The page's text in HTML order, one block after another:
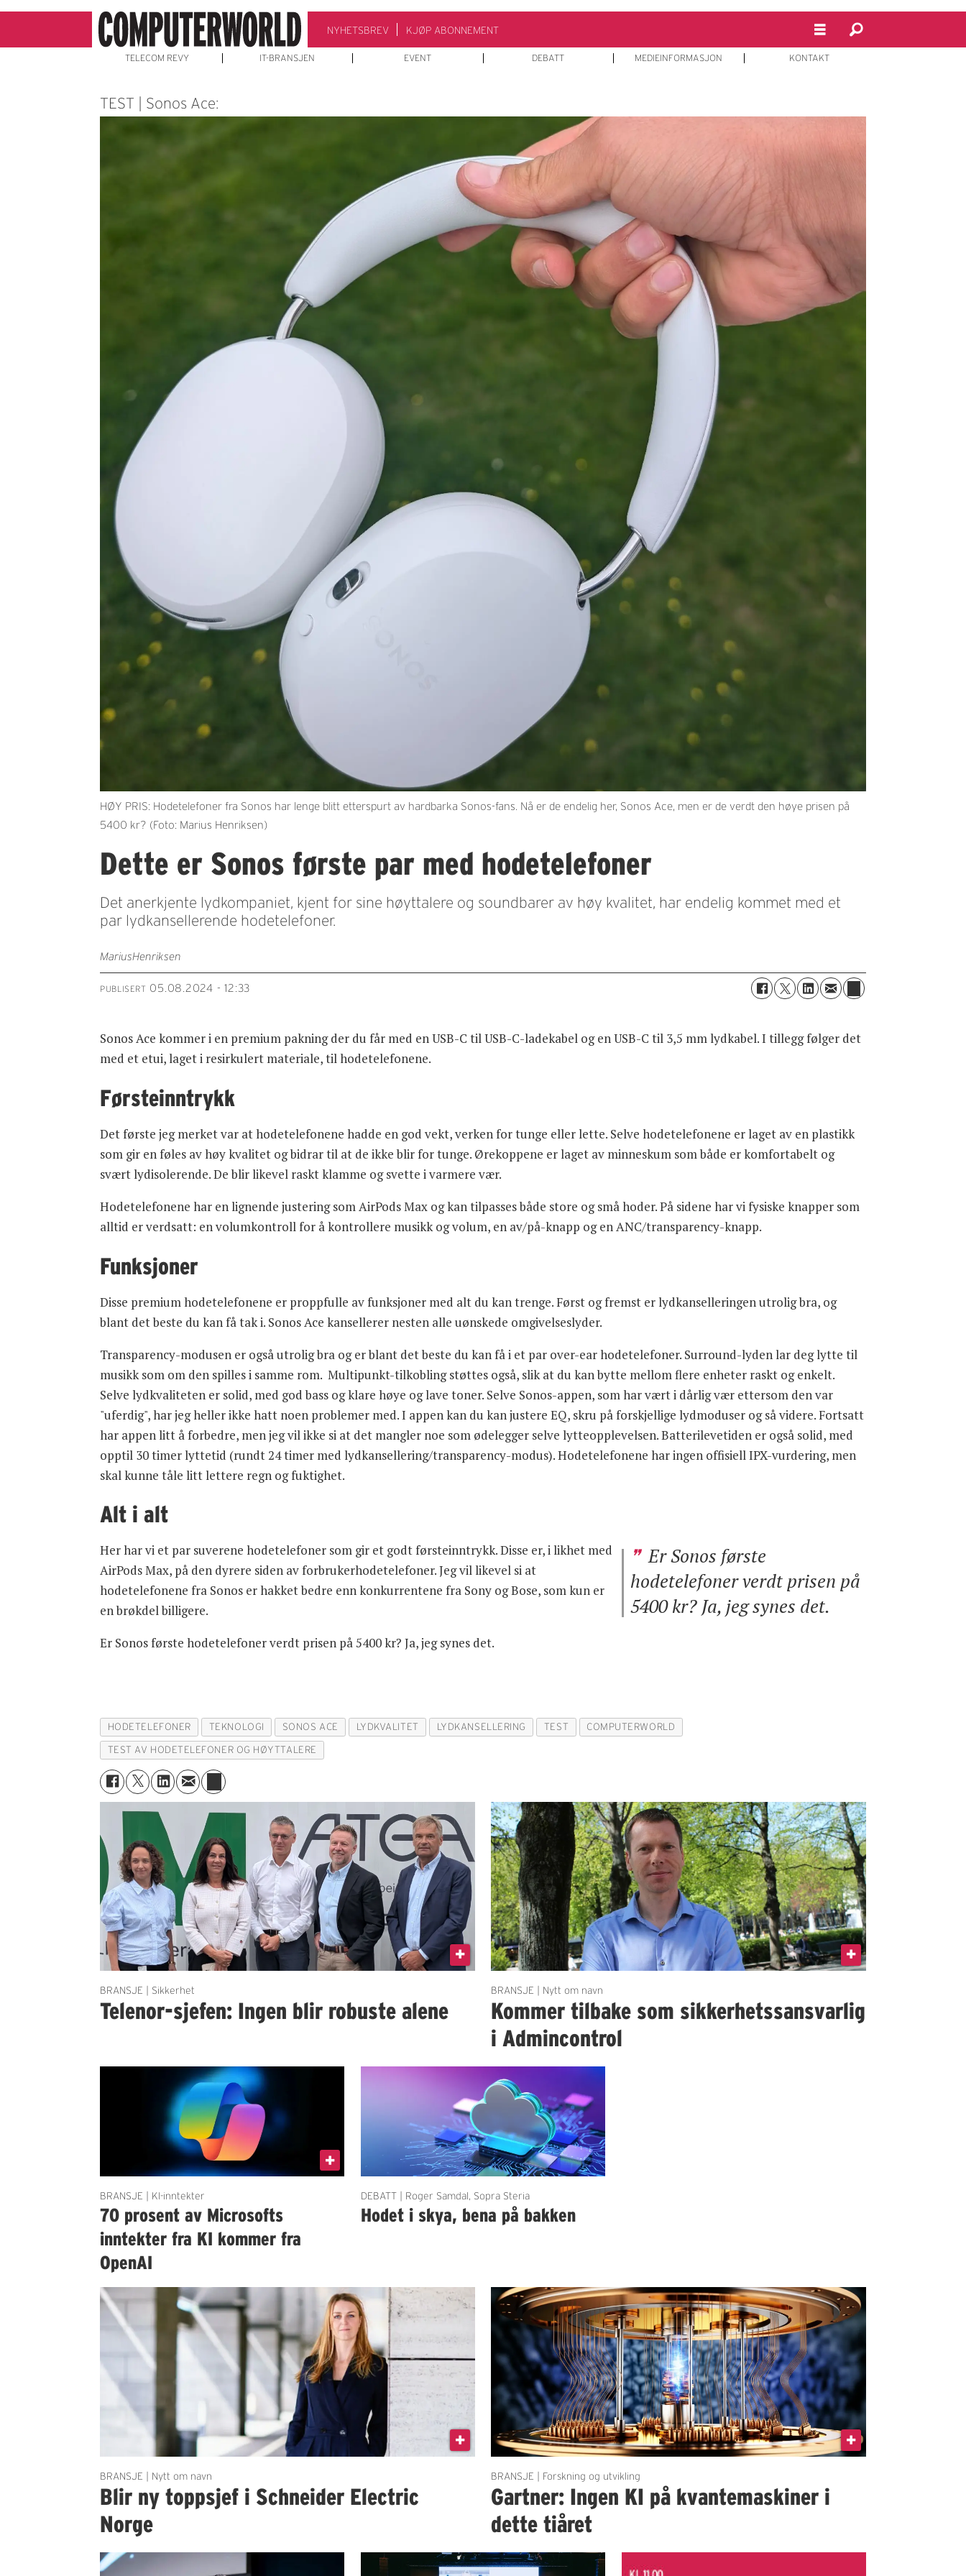
NYHETSBREV KJØP ABONNEMENT
TELECOM REVY IT-BRANSJEN EVENT DEBATT MEDIEINFORMASJON KONTAKT
TEST | Sonos Ace:
HØY PRIS: Hodetelefoner fra Sonos har lenge blitt etterspurt av hardbarka Sonos-fans. Nå er de endelig her, Sonos Ace, men er de verdt den høye prisen på
5400 kr? (Foto: Marius Henriksen)
Dette er Sonos første par med hodetelefoner
Det anerkjente lydkompaniet, kjent for sine høyttalere og soundbarer av høy kvalitet, har endelig kommet med et
par lydkansellerende hodetelefoner.
MariusHenriksen
PUBLISERT 05.08.2024 - 12:33
Sonos Ace kommer i en premium pakning der du får med en USB-C til USB-C-ladekabel og en USB-C til 3,5 mm lydkabel. I tillegg følger det
med et etui, laget i resirkulert materiale, til hodetelefonene.
Førsteinntrykk
Det første jeg merket var at hodetelefonene hadde en god vekt, verken for tunge eller lette. Selve hodetelefonene er laget av en plastikk
som gir en føles av høy kvalitet og bidrar til at de ikke blir for tunge. Ørekoppene er laget av minneskum som både er komfortabelt og
svært lydisolerende. De blir likevel raskt klamme og svette i varmere vær.
Hodetelefonene har en lignende justering som AirPods Max og kan tilpasses både store og små hoder. På sidene har vi fysiske knapper som
alltid er verdsatt: en volumkontroll for å kontrollere musikk og volum, en av/på-knapp og en ANC/transparency-knapp.
Funksjoner
Disse premium hodetelefonene er proppfulle av funksjoner med alt du kan trenge. Først og fremst er lydkanselleringen utrolig bra, og
blant det beste du kan få tak i. Sonos Ace kansellerer nesten alle uønskede omgivelseslyder.
Transparency-modusen er også utrolig bra og er blant det beste du kan få i et par over-ear hodetelefoner. Surround-lyden lar deg lytte til
musikk som om den spilles i samme rom. Multipunkt-tilkobling støttes også, slik at du kan bytte mellom flere enheter raskt og enkelt.
Selve lydkvaliteten er solid, med god bass og klare høye og lave toner. Selve Sonos-appen, som har vært i dårlig vær ettersom den var
"uferdig", har jeg heller ikke hatt noen problemer med. I appen kan du kan justere EQ, skru på forskjellige lydmoduser og så videre. Fortsatt
har appen litt å forbedre, men jeg vil ikke si at det mangler noe som ødelegger selve lytteopplevelsen. Batterilevetiden er også solid, med
opptil 30 timer lyttetid (rundt 24 timer med lydkansellering/transparency-modus). Hodetelefonene har ingen offisiell IPX-vurdering, men
skal kunne tåle litt lettere regn og fuktighet.
Alt i alt
Er Sonos første
hodetelefoner verdt prisen på
5400 kr? Ja, jeg synes det.
Her har vi et par suverene hodetelefoner som gir et godt førsteinntrykk. Disse er, i likhet med
AirPods Max, på den dyrere siden av forbrukerhodetelefoner. Jeg vil likevel si at
hodetelefonene fra Sonos er hakket bedre enn konkurrentene fra Sony og Bose, som kun er
en brøkdel billigere.
Er Sonos første hodetelefoner verdt prisen på 5400 kr? Ja, jeg synes det.
HODETELEFONER TEKNOLOGI SONOS ACE LYDKVALITET LYDKANSELLERING TEST COMPUTERWORLD
TEST AV HODETELEFONER OG HØYTTALERE
BRANSJE | Sikkerhet
Telenor-sjefen: Ingen blir robuste alene
BRANSJE | Nytt om navn
Kommer tilbake som sikkerhetssansvarlig
i Admincontrol
BRANSJE | KI-inntekter
70 prosent av Microsofts
inntekter fra KI kommer fra
OpenAI
DEBATT | Roger Samdal, Sopra Steria
Hodet i skya, bena på bakken
BRANSJE | Nytt om navn
Blir ny toppsjef i Schneider Electric
Norge
BRANSJE | Forskning og utvikling
Gartner: Ingen KI på kvantemaskiner i
dette tiåret